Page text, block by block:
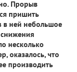
Прорыв
пришить
в ней небольшое
несколько
оказалось, что
производить